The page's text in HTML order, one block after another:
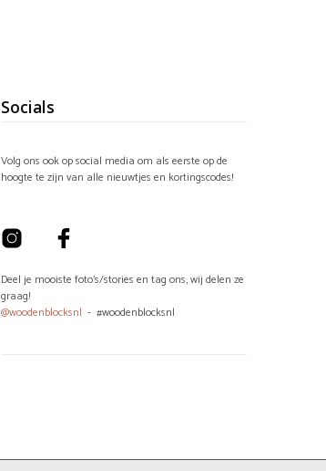
Socials
Volg ons ook op social media om als eerste op de
hoogte te zijn van alle nieuwtjes en kortingscodes!
Deel je mooiste foto's/stories en tag ons, wij delen ze
graag!
@woodenblocksnl - #woodenblocksnl